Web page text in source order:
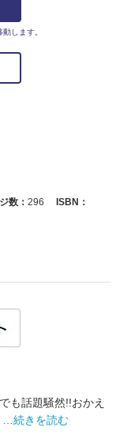
します。
数： 296
ISBN：
も話題騒然!!おかえ
…続きを読む